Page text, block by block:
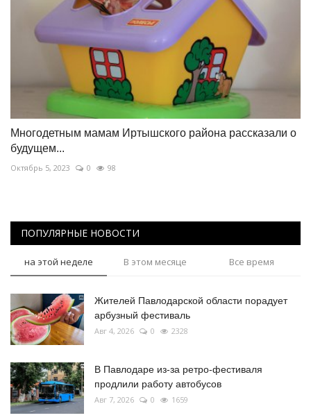
Многодетным мамам Иртышского района рассказали о
будущем...
Октябрь 5, 2023 0 98
ПОПУЛЯРНЫЕ НОВОСТИ
на этой неделе В этом месяце Все время
Жителей Павлодарской области порадует
арбузный фестиваль
Авг 4, 2026 0 2328
В Павлодаре из-за ретро-фестиваля
продлили работу автобусов
Авг 7, 2026 0 1659